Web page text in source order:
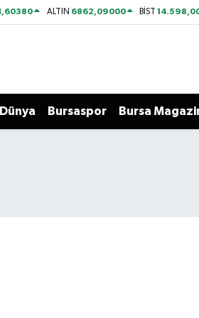
ALTIN 6862,09000 BİST
Dünya Bursaspor Bursa